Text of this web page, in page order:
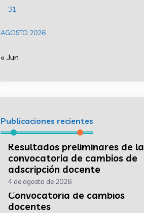
AGOSTO 2026
31
« Jun
Publicaciones recientes
Resultados preliminares de la
convocatoria de cambios de
adscripción docente
4 de agosto de 2026
Convocatoria de cambios
docentes